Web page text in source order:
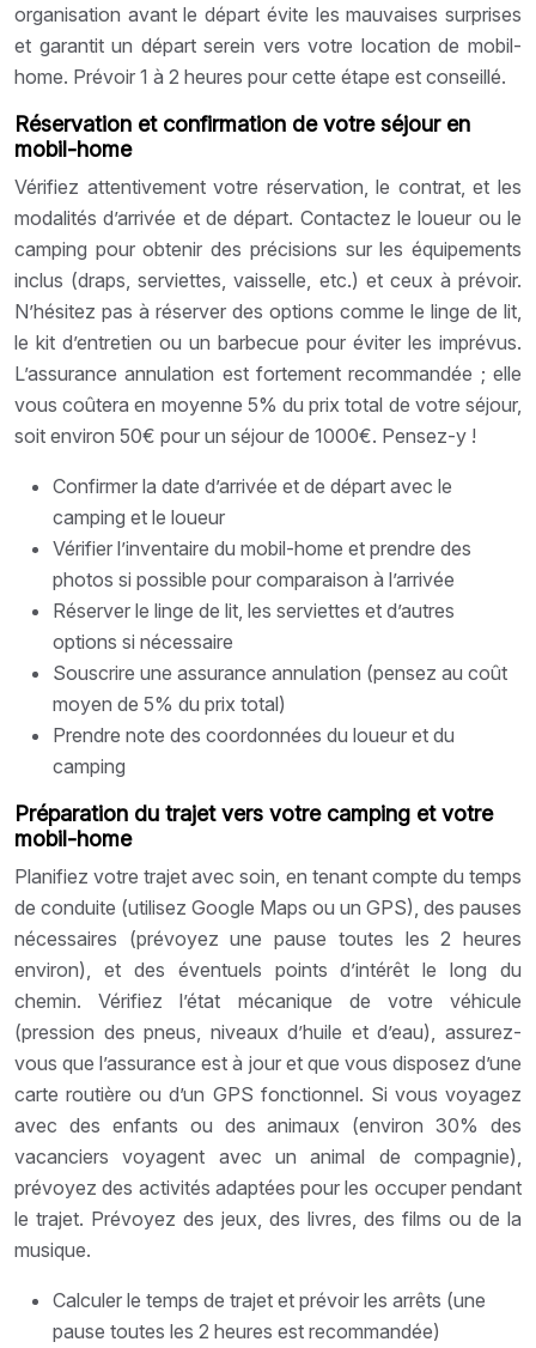
organisation avant le départ évite les mauvaises surprises
et garantit un départ serein vers votre location de mobil-
home. Prévoir 1 à 2 heures pour cette étape est conseillé.
Réservation et confirmation de votre séjour en
mobil-home
Vérifiez attentivement votre réservation, le contrat, et les
modalités d’arrivée et de départ. Contactez le loueur ou le
camping pour obtenir des précisions sur les équipements
inclus (draps, serviettes, vaisselle, etc.) et ceux à prévoir.
N’hésitez pas à réserver des options comme le linge de lit,
le kit d’entretien ou un barbecue pour éviter les imprévus.
L’assurance annulation est fortement recommandée ; elle
vous coûtera en moyenne 5% du prix total de votre séjour,
soit environ 50€ pour un séjour de 1000€. Pensez-y !
Confirmer la date d’arrivée et de départ avec le
camping et le loueur
Vérifier l’inventaire du mobil-home et prendre des
photos si possible pour comparaison à l’arrivée
Réserver le linge de lit, les serviettes et d’autres
options si nécessaire
Souscrire une assurance annulation (pensez au coût
moyen de 5% du prix total)
Prendre note des coordonnées du loueur et du
camping
Préparation du trajet vers votre camping et votre
mobil-home
Planifiez votre trajet avec soin, en tenant compte du temps
de conduite (utilisez Google Maps ou un GPS), des pauses
nécessaires (prévoyez une pause toutes les 2 heures
environ), et des éventuels points d’intérêt le long du
chemin. Vérifiez l’état mécanique de votre véhicule
(pression des pneus, niveaux d’huile et d’eau), assurez-
vous que l’assurance est à jour et que vous disposez d’une
carte routière ou d’un GPS fonctionnel. Si vous voyagez
avec des enfants ou des animaux (environ 30% des
vacanciers voyagent avec un animal de compagnie),
prévoyez des activités adaptées pour les occuper pendant
le trajet. Prévoyez des jeux, des livres, des films ou de la
musique.
Calculer le temps de trajet et prévoir les arrêts (une
pause toutes les 2 heures est recommandée)